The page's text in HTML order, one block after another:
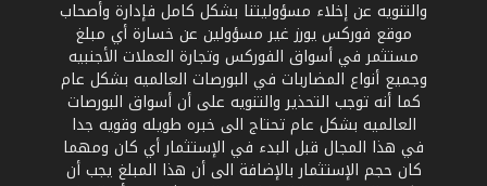
والتنويه عن إخلاء مسؤوليتنا بشكل كامل فإدارة وأصحاب
موقع فوركس يورز غير مسؤولين عن خسارة أي مبلغ
مستثمر في أسواق الفوركس وتجارة العملات الأجنبيه
وجميع أنواع المضاربات في البورصات العالميه بشكل عام
كما أنه توجب التحذير والتنويه على أن أسواق البورصات
العالميه بشكل عام تحتاج الى خبره طويله وقويه جدا
في هذا المجال قبل البدء في الإستثمار أي كان ومهما
كان حجم الإستثمار بالإضافة الى أن هذا المبلغ يجب أن